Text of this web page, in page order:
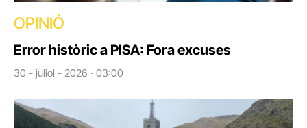
OPINIÓ
Error històric a PISA: Fora excuses
30 - juliol - 2026 · 03:00